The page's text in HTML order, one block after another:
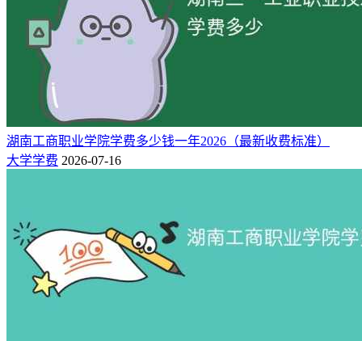
电梯工程技术 专科批
11000
模具设计与制造
专科批 8900
智能制造装备技术
专科批
数字化设计与制造技术
专科批
数控技术
专科批
机械设计与制造
专科批
工程造价
专科批 9800
建筑工程技术
专科批
建筑装饰工程技术
专科批
9800
风景园林设计
专科批
电子商务
专科批 9800
应急救援技术
湖南工商职业学院学费多少钱一年2026（最新收费标准）
大学学费 2026-07-16